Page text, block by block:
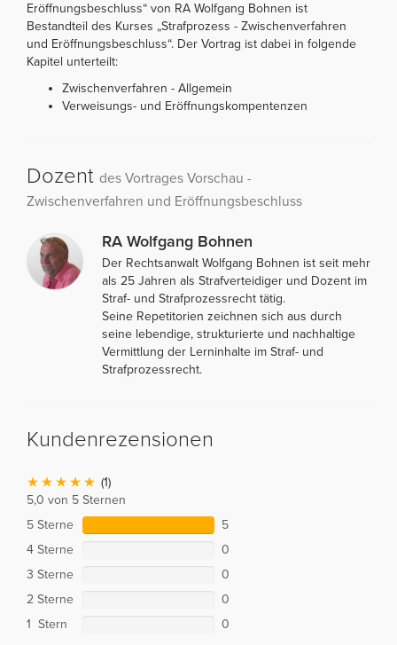
Eröffnungsbeschluss“ von RA Wolfgang Bohnen ist
Bestandteil des Kurses „Strafprozess - Zwischenverfahren
und Eröffnungsbeschluss“. Der Vortrag ist dabei in folgende
Kapitel unterteilt:
Zwischenverfahren - Allgemein
Verweisungs- und Eröffnungskompentenzen
Dozent des Vortrages Vorschau -
Zwischenverfahren und Eröffnungsbeschluss
RA Wolfgang Bohnen
Der Rechtsanwalt Wolfgang Bohnen ist seit mehr
als 25 Jahren als Strafverteidiger und Dozent im
Straf- und Strafprozessrecht tätig.
Seine Repetitorien zeichnen sich aus durch
seine lebendige, strukturierte und nachhaltige
Vermittlung der Lerninhalte im Straf- und
Strafprozessrecht.
Kundenrezensionen
(1)
5,0 von 5 Sternen
5 Sterne
5
4 Sterne
0
3 Sterne
0
2 Sterne
0
1 Stern
0